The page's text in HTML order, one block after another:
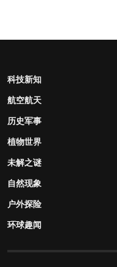
科技新知
航空航天
历史军事
植物世界
未解之谜
自然现象
户外探险
环球趣闻